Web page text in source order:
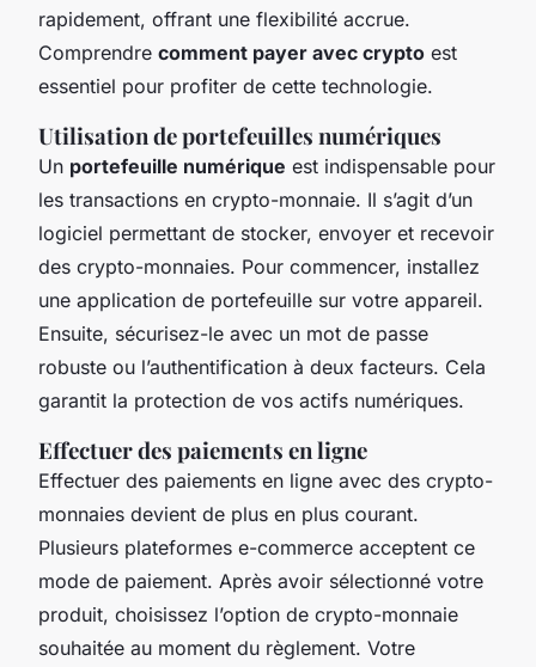
rapidement, offrant une flexibilité accrue.
Comprendre comment payer avec crypto est
essentiel pour profiter de cette technologie.
Utilisation de portefeuilles numériques
Un portefeuille numérique est indispensable pour
les transactions en crypto-monnaie. Il s’agit d’un
logiciel permettant de stocker, envoyer et recevoir
des crypto-monnaies. Pour commencer, installez
une application de portefeuille sur votre appareil.
Ensuite, sécurisez-le avec un mot de passe
robuste ou l’authentification à deux facteurs. Cela
garantit la protection de vos actifs numériques.
Effectuer des paiements en ligne
Effectuer des paiements en ligne avec des crypto-
monnaies devient de plus en plus courant.
Plusieurs plateformes e-commerce acceptent ce
mode de paiement. Après avoir sélectionné votre
produit, choisissez l’option de crypto-monnaie
souhaitée au moment du règlement. Votre